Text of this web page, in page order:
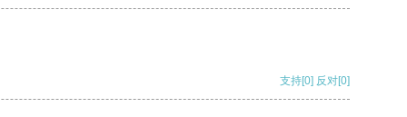
支持[0] 反对[0]